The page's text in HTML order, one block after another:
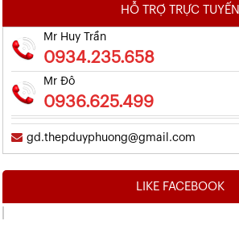
HỖ TRỢ TRỰC TUYẾN
Mr Huy Trần
0934.235.658
Mr Đô
0936.625.499
gd.thepduyphuong@gmail.com
LIKE FACEBOOK